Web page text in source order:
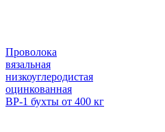
Проволока
вязальная
низкоуглеродистая
оцинкованная
ВР-1 бухты от 400 кг